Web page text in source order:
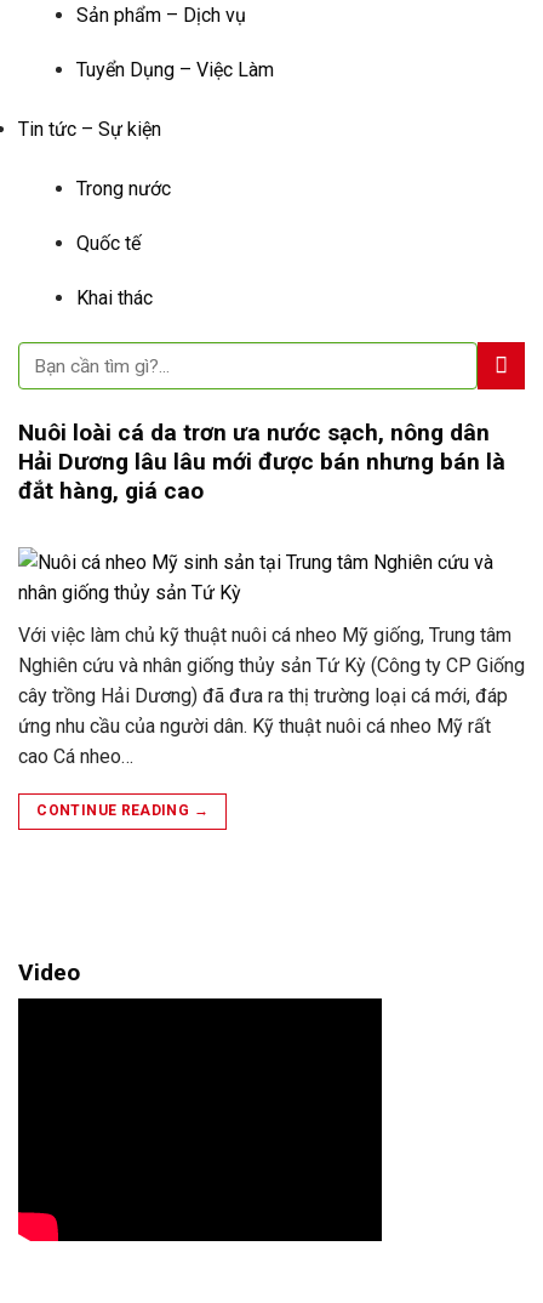
Sản phẩm – Dịch vụ
Tuyển Dụng – Việc Làm
Tin tức – Sự kiện
Trong nước
Quốc tế
Khai thác
Nuôi loài cá da trơn ưa nước sạch, nông dân
Hải Dương lâu lâu mới được bán nhưng bán là
đắt hàng, giá cao
Với việc làm chủ kỹ thuật nuôi cá nheo Mỹ giống, Trung tâm
Nghiên cứu và nhân giống thủy sản Tứ Kỳ (Công ty CP Giống
cây trồng Hải Dương) đã đưa ra thị trường loại cá mới, đáp
ứng nhu cầu của người dân. Kỹ thuật nuôi cá nheo Mỹ rất
cao Cá nheo…
CONTINUE READING →
Video